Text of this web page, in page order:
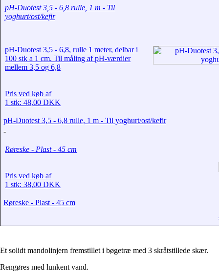
pH-Duotest 3,5 - 6,8 rulle, 1 m - Til
yoghurt/ost/kefir
pH-Duotest 3,5 - 6,8, rulle 1 meter, delbar i
100 stk a 1 cm. Til måling af pH-værdier
mellem 3,5 og 6,8
Pris ved køb af
1 stk: 48,00 DKK
pH-Duotest 3,5 - 6,8 rulle, 1 m - Til yoghurt/ost/kefir
-
Røreske - Plast - 45 cm
Pris ved køb af
1 stk: 38,00 DKK
Røreske - Plast - 45 cm
Et solidt mandolinjern fremstillet i bøgetræ med 3 skråtstillede skær.
Rengøres med lunkent vand.